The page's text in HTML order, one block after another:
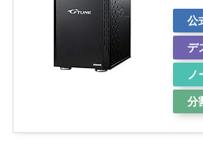
公
デ
ノ
分